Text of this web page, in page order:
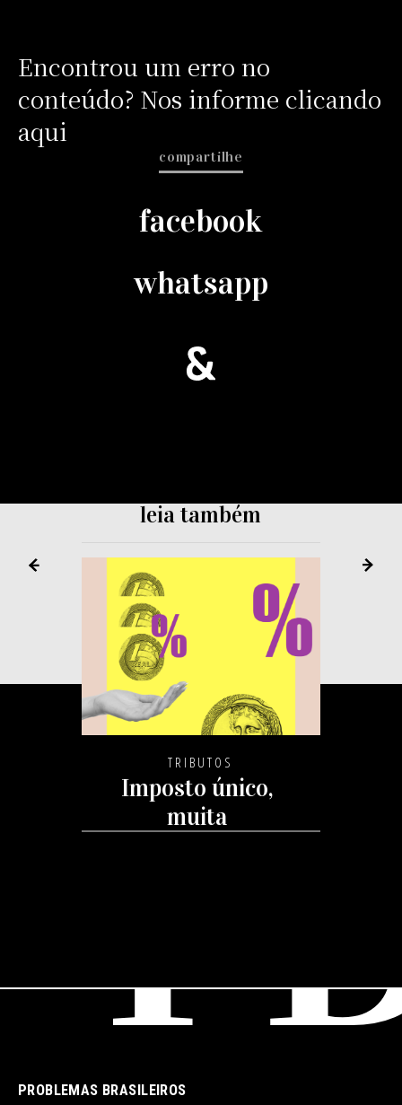
Encontrou um erro no
conteúdo? Nos informe clicando
aqui
compartilhe
facebook
whatsapp
leia também
TRIBUTOS
Imposto único,
muita
PROBLEMAS BRASILEIROS